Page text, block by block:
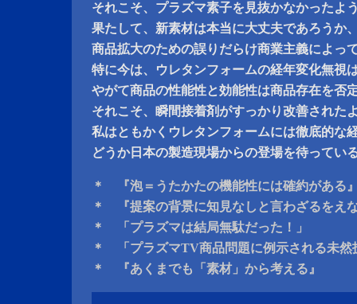
それこそ、プラズマ素子を見抜かなかったよ
果たして、新素材は本当に大丈夫であろうか
商品拡大のための誤りだらけ商業主義によっ
特に今は、ウレタンフォームの経年変化無視
やがて商品の性能性と効能性は商品存在を否
それこそ、瞬間接着剤がすっかり改善された
私はともかくウレタンフォームには徹底的な
どうか日本の製造現場からの登場を待ってい
＊ 『泡＝うたかたの機能性には確約がある
＊ 『提案の背景に知見なしと言わざるをえ
＊ 「プラズマは結局無駄だった！」
＊ 「プラズマTV商品問題に例示される未然
＊ 『あくまでも「素材」から考える』